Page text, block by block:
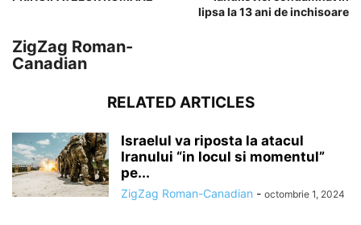
lipsa la 13 ani de inchisoare
ZigZag Roman-
Canadian
RELATED ARTICLES
Israelul va riposta la atacul
Iranului “in locul si momentul”
pe...
ZigZag Roman-Canadian - octombrie 1, 2024